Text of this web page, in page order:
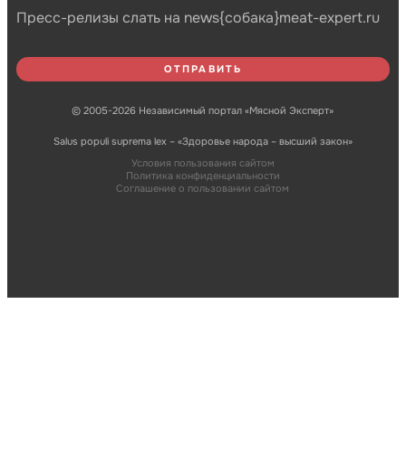
Пресс-релизы слать на news{собака}meat-expert.ru
© 2005-2026 Независимый портал «Мясной Эксперт»
Salus populi suprema lex – «Здоровье народа – высший закон»
Условия пользования сайтом
Политика конфиденциальности
Соглашение о пользовании сайтом